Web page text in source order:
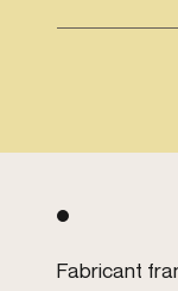
Fabricant